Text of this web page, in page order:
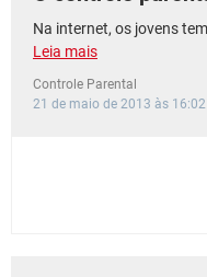
Na internet, os jovens
Leia mais
Controle Parental
21 de maio de 2013 às 16:02